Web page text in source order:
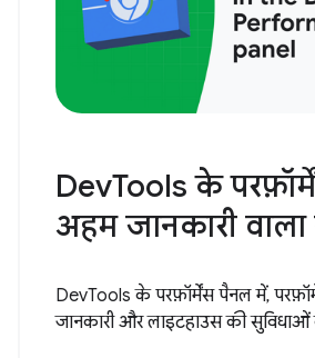
DevTools के
अहम जानकारी वाला
DevTools के परफ़ॉर्मेंस पैनल में,
जानकारी और लाइटहाउस की सुविधाओं